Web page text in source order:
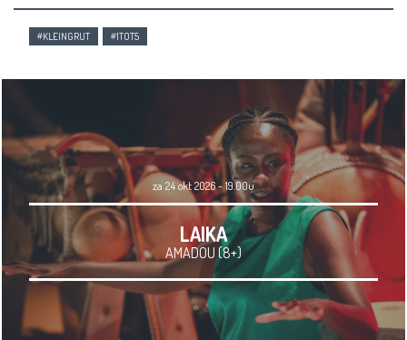
#KLEINGRUT #1TOT5
za 24 okt 2026 - 19.00u
LAIKA
AMADOU (8+)